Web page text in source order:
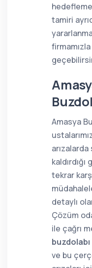
tamiri
Amasya
tekrar
detaylı
Çözüm
ile çağrı
ve bu